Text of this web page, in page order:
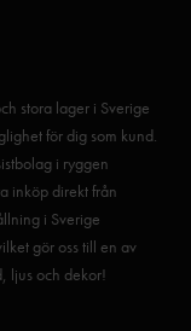
stora lager i Sverige
för dig som kund.
i ryggen
inköp direkt från
i Sverige
gör oss till en av
ljus och dekor!